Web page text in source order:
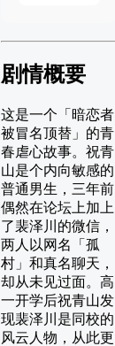
剧情概要
这是一个「暗恋者
被冒名顶替」的青
春虐心故事。祝青
山是个内向敏感的
普通男生，三年前
偶然在论坛上加上
了裴泽川的微信，
两人以网名「孤
村」和真名聊天，
却从未见过面。高
一开学后祝青山发
现裴泽川是同校的
风云人物，从此更